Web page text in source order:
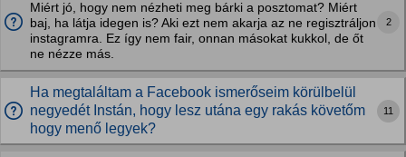
Miért jó, hogy nem nézheti meg bárki a posztomat? Miért
baj, ha látja idegen is? Aki ezt nem akarja az ne regisztráljon
instagramra. Ez így nem fair, onnan másokat kukkol, de őt
ne nézze más.
2
Ha megtaláltam a Facebook ismerőseim körülbelül
negyedét Instán, hogy lesz utána egy rakás követőm
hogy menő legyek?
11